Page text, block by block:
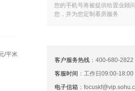
/平米
您的手机号将被提供给置业顾
您，并为您定制看房服务
客户服务热线 ：400-680-2822
客服时间 ：工作日09:00-
电子信箱 ：